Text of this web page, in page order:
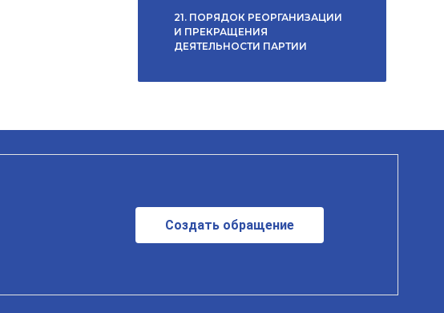
21. ПОРЯДОК РЕОРГАНИЗАЦИИ
И ПРЕКРАЩЕНИЯ
ДЕЯТЕЛЬНОСТИ ПАРТИИ
Создать обращение